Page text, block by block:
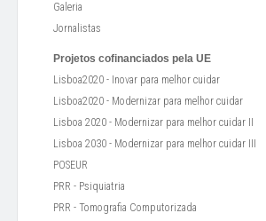
Galeria
Jornalistas
Projetos cofinanciados pela UE
Lisboa2020 - Inovar para melhor cuidar
Lisboa2020 - Modernizar para melhor cuidar
Lisboa 2020 - Modernizar para melhor cuidar II
Lisboa 2030 - Modernizar para melhor cuidar III
POSEUR
PRR - Psiquiatria
PRR - Tomografia Computorizada